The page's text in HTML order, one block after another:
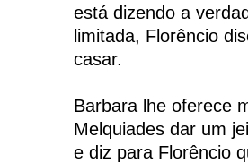
está dizendo a
limitada, Florêncio
casar.
Barbara lhe oferece
Melquiades dar um
e diz para Florêncio